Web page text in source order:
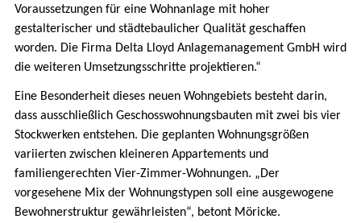
Voraussetzungen für eine Wohnanlage mit hoher
gestalterischer und städtebaulicher Qualität geschaffen
worden. Die Firma Delta Lloyd Anlagemanagement GmbH wird
die weiteren Umsetzungsschritte projektieren.“
Eine Besonderheit dieses neuen Wohngebiets besteht darin,
dass ausschließlich Geschosswohnungsbauten mit zwei bis vier
Stockwerken entstehen. Die geplanten Wohnungsgrößen
variierten zwischen kleineren Appartements und
familiengerechten Vier-Zimmer-Wohnungen. „Der
vorgesehene Mix der Wohnungstypen soll eine ausgewogene
Bewohnerstruktur gewährleisten“, betont Möricke.